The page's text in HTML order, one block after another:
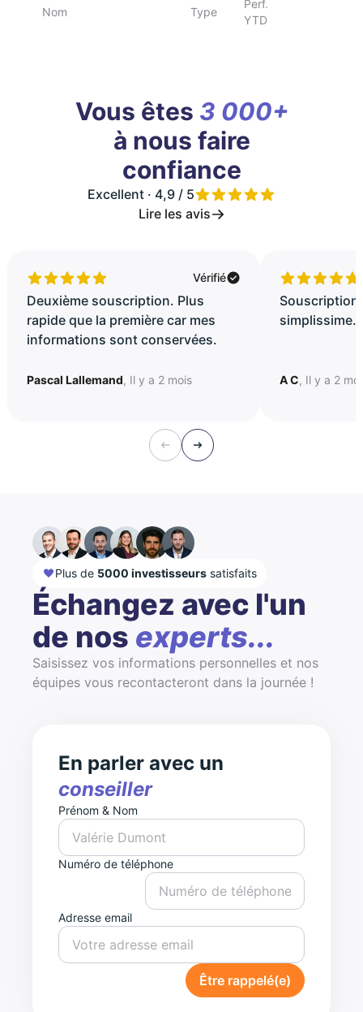
Nom Type
Perf.
YTD
Vous êtes 3 000+
à nous faire
confiance
Excellent · 4,9 / 5
Lire les avis
Vérifié
Deuxième souscription. Plus
rapide que la première car mes
informations sont conservées.
Pascal Lallemand, Il y a 2 mois
Souscription
A C, Il y a 2
Plus de 5000 investisseurs satisfaits
Échangez avec l'un
de nos experts...
Saisissez vos informations personnelles et nos
équipes vous recontacteront dans la journée !
En parler avec un
conseiller
Prénom & Nom
Numéro de téléphone
Adresse email
Être rappelé(e)